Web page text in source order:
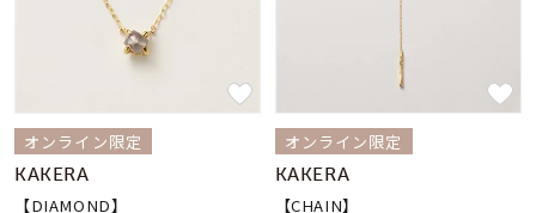
オンライン限定
KAKERA
【DIAMOND】
オンライン限定
KAKERA
【CHAIN】